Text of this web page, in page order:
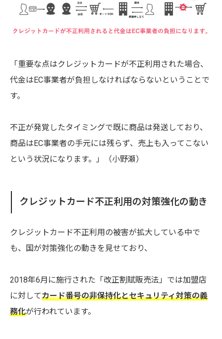
「重要な点はクレジットカードが不正利用された場合、
代金はEC事業者が負担しなければならないということで
す。
不正が発覚したタイミングで既に商品は発送しており、
商品はEC事業者の手元には残らず、 売上も入ってこない
という状況になります。」
（小野瀬）
クレジットカード不正利用の対策強化の動き
クレジットカード不正利用の被害が拡大している中で
も、国が対策強化の動きを見せており、
2018年6月に施行された「改正割賦販売法」では加盟店
に対してカード番号の非保持化とセキュリティ対策の義
務化が行われています。